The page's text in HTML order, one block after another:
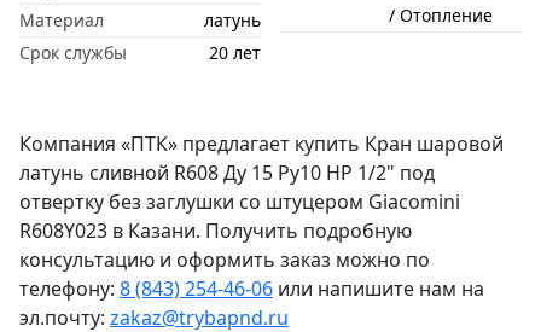
Материал
латунь
Срок службы
20 лет
/ Отопление
Компания «ПТК» предлагает купить Кран шаровой
латунь сливной R608 Ду 15 Ру10 НР 1/2" под
отвертку без заглушки со штуцером Giacomini
R608Y023 в Казани. Получить подробную
консультацию и оформить заказ можно по
телефону: 8 (843) 254-46-06 или напишите нам на
эл.почту: zakaz@trybapnd.ru